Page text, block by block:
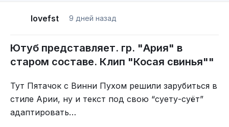
lovefst 9 дней назад
Ютуб представляет. гр. "Ария" в
старом составе. Клип "Косая свинья""
Тут Пятачок с Винни Пухом решили зарубиться в
стиле Арии, ну и текст под свою “суету-суёт”
адаптировать…